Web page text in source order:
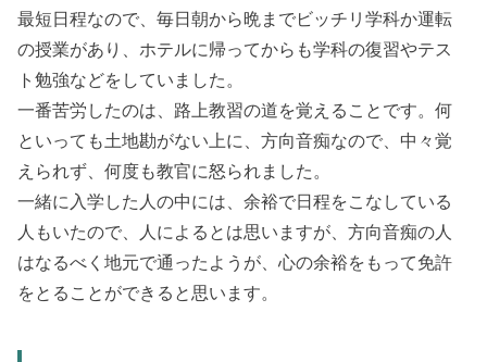
最短日程なので、毎日朝から晩までビッチリ学科か運転
の授業があり、ホテルに帰ってからも学科の復習やテス
ト勉強などをしていました。
一番苦労したのは、路上教習の道を覚えることです。何
といっても土地勘がない上に、方向音痴なので、中々覚
えられず、何度も教官に怒られました。
一緒に入学した人の中には、余裕で日程をこなしている
人もいたので、人によるとは思いますが、方向音痴の人
はなるべく地元で通ったようが、心の余裕をもって免許
をとることができると思います。